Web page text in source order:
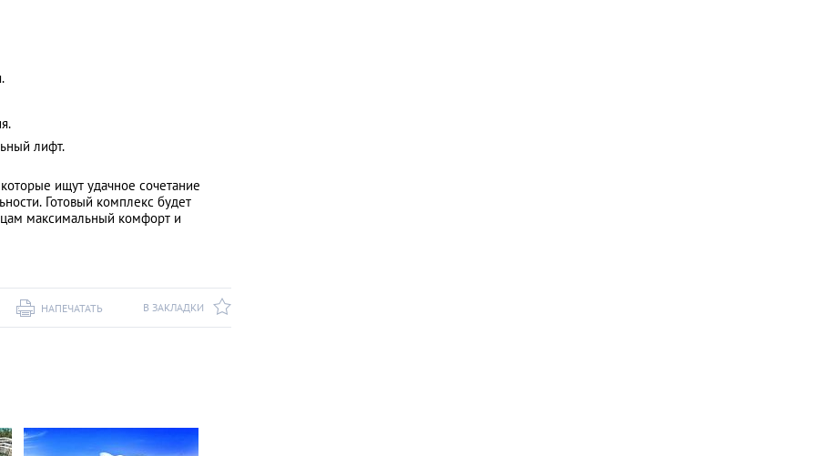
лифт.
ищут удачное сочетание
Готовый комплекс будет
максимальный комфорт и
В ЗАКЛАДКИ
НАПЕЧАТАТЬ